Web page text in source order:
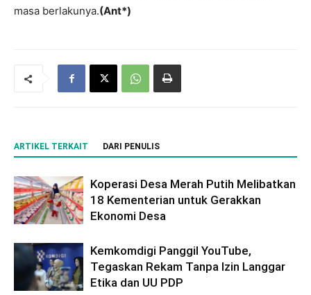
masa berlakunya.(Ant*)
ARTIKEL TERKAIT DARI PENULIS
Koperasi Desa Merah Putih Melibatkan
18 Kementerian untuk Gerakkan
Ekonomi Desa
Kemkomdigi Panggil YouTube,
Tegaskan Rekam Tanpa Izin Langgar
Etika dan UU PDP